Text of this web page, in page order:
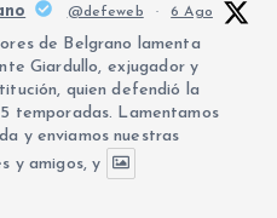
@defeweb · 6 Ago
de Belgrano lamenta
Giardullo, exjugador y
quien defendió la
temporadas. Lamentamos
y enviamos nuestras
y amigos, y